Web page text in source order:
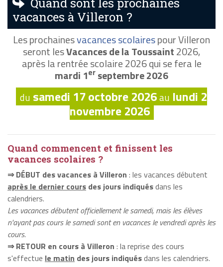
vacances à Villeron ?
Les prochainesvacances scolairespour Villeron
seront lesVacances de la Toussaint2026,
après la rentrée scolaire 2026 qui se fera le
mardi 1er septembre 2026
du samedi 17 octobre 2026au lundi 2
novembre 2026
Quand commencent et finissent les
vacances scolaires ?
⇒ DÉBUT des vacances à Villeron : les vacances débutent
après le dernier cours des jours indiquésdans les
calendriers.
Les vacances débutent officiellement le samedi, mais les élèves
n'ayant pas cours le samedi sont en vacances le vendredi après les
cours.
⇒ RETOUR en cours à Villeron : la reprise des cours
s'effectue le matin des jours indiquésdans les calendriers.